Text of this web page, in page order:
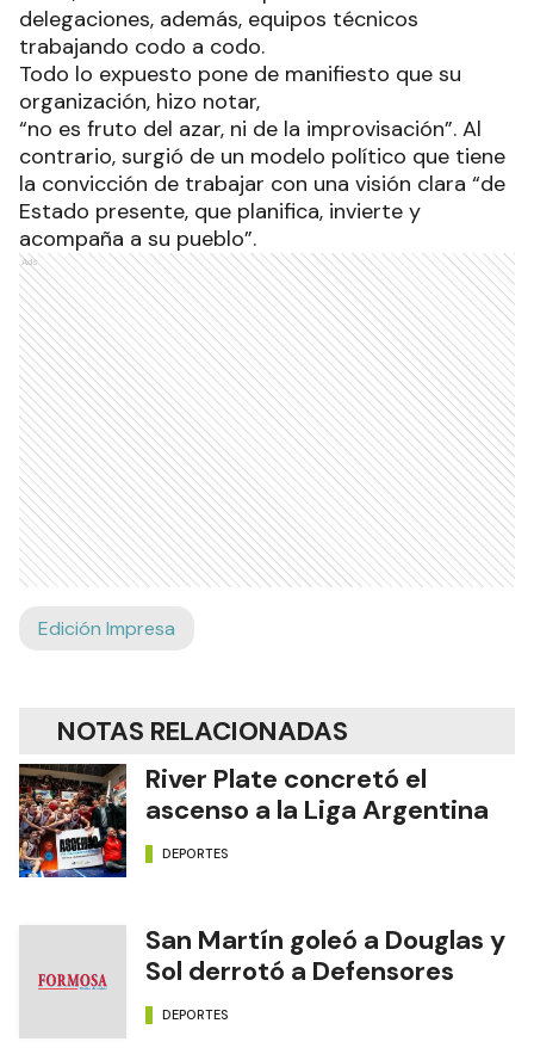
delegaciones, además, equipos técnicos
trabajando codo a codo.
Todo lo expuesto pone de manifiesto que su
organización, hizo notar,
“no es fruto del azar, ni de la improvisación”. Al
contrario, surgió de un modelo político que tiene
la convicción de trabajar con una visión clara “de
Estado presente, que planifica, invierte y
acompaña a su pueblo”.
Ads
Edición Impresa
NOTAS RELACIONADAS
River Plate concretó el
ascenso a la Liga Argentina
DEPORTES
San Martín goleó a Douglas y
Sol derrotó a Defensores
DEPORTES